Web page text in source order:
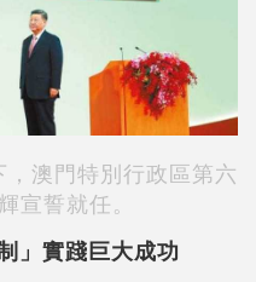
澳門特別行政區第六
宣誓就任。
」實踐巨大成功